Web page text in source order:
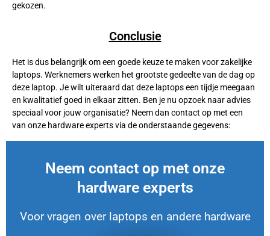
gekozen.
Conclusie
Het is dus belangrijk om een goede keuze te maken voor zakelijke
laptops. Werknemers werken het grootste gedeelte van de dag op
deze laptop. Je wilt uiteraard dat deze laptops een tijdje meegaan
en kwalitatief goed in elkaar zitten. Ben je nu opzoek naar advies
speciaal voor jouw organisatie? Neem dan contact op met een
van onze hardware experts via de onderstaande gegevens:
Neem contact op met onze
hardware experts
Voor vragen over laptops en andere hardware